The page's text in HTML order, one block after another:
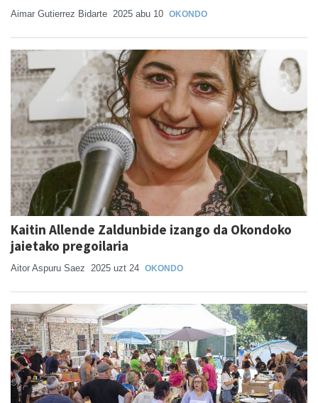
Aimar Gutierrez Bidarte 2025 abu 10 OKONDO
Kaitin Allende Zaldunbide izango da Okondoko
jaietako pregoilaria
Aitor Aspuru Saez 2025 uzt 24 OKONDO